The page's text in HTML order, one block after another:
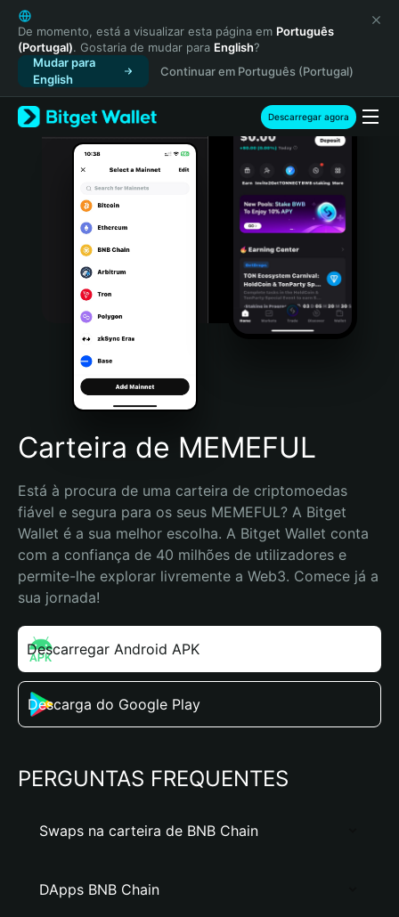
English
日本語
Tiếng Việt
Русский
Español (Latinoamérica)
Türkçe
Italiano
Português (Portugal)
Bahasa Indonesia
Português (Brasil)
Español (Argentina)
De momento, está a visualizar esta página em Português
(Portugal). Gostaria de mudar para English?
Mudar para
English
Continuar em Português (Portugal)
Descarregar agora
Carteira de MEMEFUL
Está à procura de uma carteira de criptomoedas
fiável e segura para os seus MEMEFUL? A Bitget
Wallet é a sua melhor escolha. A Bitget Wallet conta
com a confiança de 40 milhões de utilizadores e
permite-lhe explorar livremente a Web3. Comece já a
sua jornada!
Descarregar Android APK
Descarga do Google Play
PERGUNTAS FREQUENTES
Swaps na carteira de BNB Chain
DApps BNB Chain